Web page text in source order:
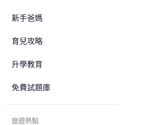
新手爸媽
育兒攻略
升學教育
免費試題庫
旅遊熱點